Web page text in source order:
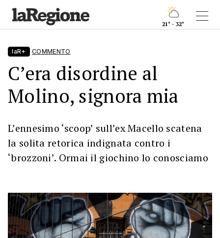
21° - 32°
laR+ COMMENTO
C’era disordine al
Molino, signora mia
L’ennesimo ‘scoop’ sull’ex Macello scatena
la solita retorica indignata contro i
‘brozzoni’. Ormai il giochino lo conosciamo